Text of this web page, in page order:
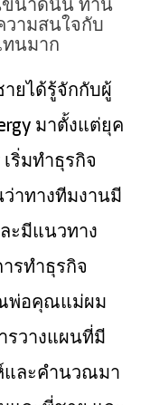
ขนาดนั้น ท่าน
วามสนใจกับ
นมาก
ยได้รู้จักกับผู้
มาตั้งแต่ยุค
เริ่มทําธุรกิจ
ว่าทางทีมงานมี
ะมีแนวทาง
รทําธุรกิจ
พ่อคุณแม่ผม
รวางแผนที่มี
และคํานวณมา